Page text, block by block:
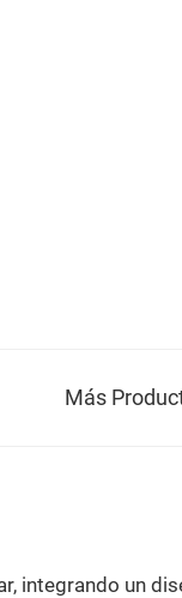
Más
integrando un